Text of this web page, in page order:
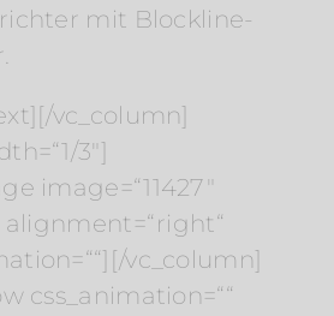
mit Blockline-
vc_column]
3″]
image=“11427″
alignment=“right“
vc_column]
css_animation=““